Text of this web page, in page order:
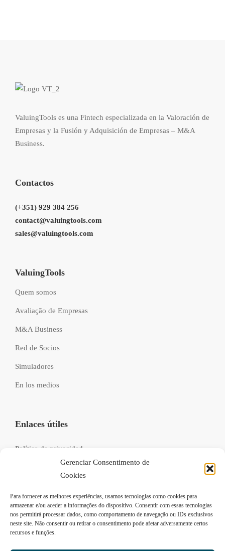
Gerenciar Consentimento de
Cookies
Para fornecer as melhores experiências, usamos tecnologias como cookies para
armazenar e/ou aceder a informações do dispositivo. Consentir com essas tecnologias
nos permitirá processar dados, como comportamento de navegação ou IDs exclusivos
neste site. Não consentir ou retirar o consentimento pode afetar adversamente certos
recursos e funções.
ValuingTools es una Fintech especializada en la Valoración de
Empresas y la Fusión y Adquisición de Empresas – M&A
Business.
Contactos
(+351) 929 384 256
contact@valuingtools.com
sales@valuingtools.com
ValuingTools
Quem somos
Avaliação de Empresas
M&A Business
Red de Socios
Simuladores
En los medios
Enlaces útiles
Política de privacidad
Libro de reclamaciones
FAQs